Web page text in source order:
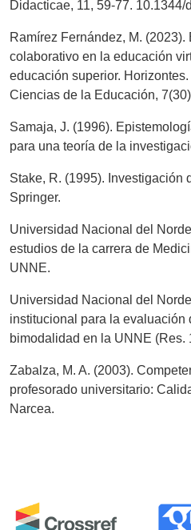
Didacticae, 11, 59-77. 10.1344/
Ramírez Fernández, M.
colaborativo en la educación
educación superior.
Ciencias de la Educación,
Samaja, J. (1996).
para una teoría de la
Stake, R. (1995). Investigación
Springer.
Universidad Nacional del
estudios de la carrera de
UNNE.
Universidad Nacional del
institucional para la evaluación
bimodalidad en la UNNE (Res.
Zabalza, M. A. (2003).
profesorado universitario:
Narcea.